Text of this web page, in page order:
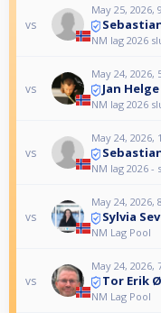
vs
May 25, 2026,
NM lag 2026
vs
May 24, 2026,
Jan
NM lag 2026
vs
May 24, 2026,
NM lag 2026 -
vs
May 24, 2026,
Sylvia
NM Lag Pool
vs
May 24, 2026,
Tor Erik
NM Lag Pool